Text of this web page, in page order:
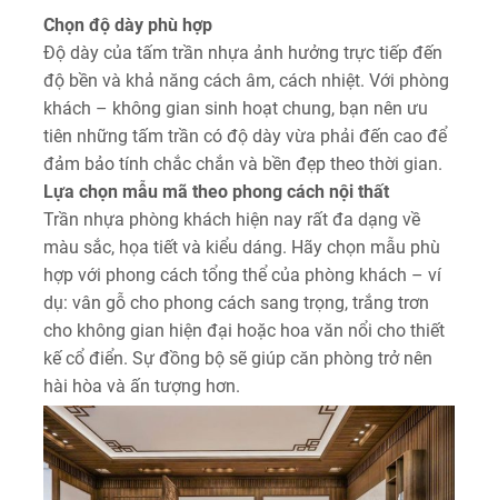
Chọn độ dày phù hợp
Độ dày của tấm trần nhựa ảnh hưởng trực tiếp đến
độ bền và khả năng cách âm, cách nhiệt. Với phòng
khách – không gian sinh hoạt chung, bạn nên ưu
tiên những tấm trần có độ dày vừa phải đến cao để
đảm bảo tính chắc chắn và bền đẹp theo thời gian.
Lựa chọn mẫu mã theo phong cách nội thất
Trần nhựa phòng khách hiện nay rất đa dạng về
màu sắc, họa tiết và kiểu dáng. Hãy chọn mẫu phù
hợp với phong cách tổng thể của phòng khách – ví
dụ: vân gỗ cho phong cách sang trọng, trắng trơn
cho không gian hiện đại hoặc hoa văn nổi cho thiết
kế cổ điển. Sự đồng bộ sẽ giúp căn phòng trở nên
hài hòa và ấn tượng hơn.